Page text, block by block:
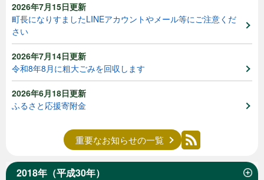
2026年7月15日更新
町長になりすましたLINEアカウントやメール等にご注意くだ
さい
2026年7月14日更新
令和8年8月に粗大ごみを回収します
2026年6月18日更新
ふるさと応援寄附金
重要なお知らせの一覧
2018年（平成30年）